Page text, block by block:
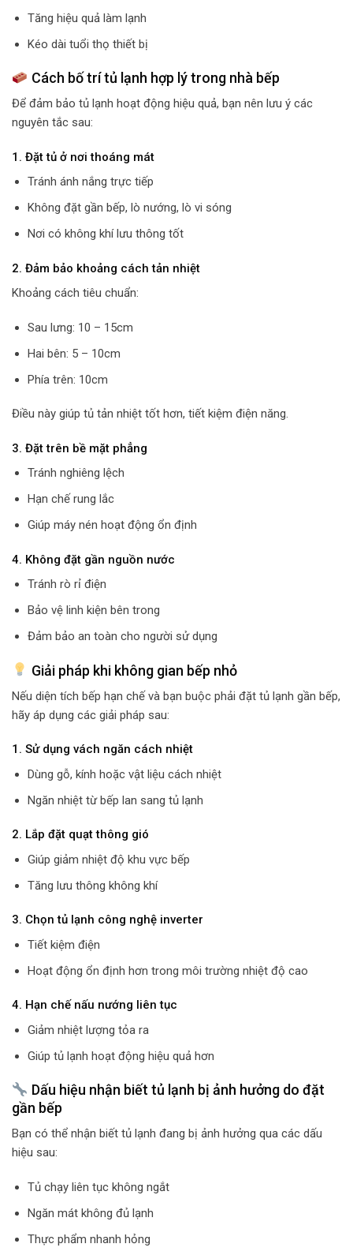
Tăng hiệu quả làm lạnh
Kéo dài tuổi thọ thiết bị
Cách bố trí tủ lạnh hợp lý trong nhà bếp
Để đảm bảo tủ lạnh hoạt động hiệu quả, bạn nên lưu ý các
nguyên tắc sau:
1. Đặt tủ ở nơi thoáng mát
Tránh ánh nắng trực tiếp
Không đặt gần bếp, lò nướng, lò vi sóng
Nơi có không khí lưu thông tốt
2. Đảm bảo khoảng cách tản nhiệt
Khoảng cách tiêu chuẩn:
Sau lưng: 10 – 15cm
Hai bên: 5 – 10cm
Phía trên: 10cm
Điều này giúp tủ tản nhiệt tốt hơn, tiết kiệm điện năng.
3. Đặt trên bề mặt phẳng
Tránh nghiêng lệch
Hạn chế rung lắc
Giúp máy nén hoạt động ổn định
4. Không đặt gần nguồn nước
Tránh rò rỉ điện
Bảo vệ linh kiện bên trong
Đảm bảo an toàn cho người sử dụng
Giải pháp khi không gian bếp nhỏ
Nếu diện tích bếp hạn chế và bạn buộc phải đặt tủ lạnh gần bếp,
hãy áp dụng các giải pháp sau:
1. Sử dụng vách ngăn cách nhiệt
Dùng gỗ, kính hoặc vật liệu cách nhiệt
Ngăn nhiệt từ bếp lan sang tủ lạnh
2. Lắp đặt quạt thông gió
Giúp giảm nhiệt độ khu vực bếp
Tăng lưu thông không khí
3. Chọn tủ lạnh công nghệ inverter
Tiết kiệm điện
Hoạt động ổn định hơn trong môi trường nhiệt độ cao
4. Hạn chế nấu nướng liên tục
Giảm nhiệt lượng tỏa ra
Giúp tủ lạnh hoạt động hiệu quả hơn
Dấu hiệu nhận biết tủ lạnh bị ảnh hưởng do đặt
gần bếp
Bạn có thể nhận biết tủ lạnh đang bị ảnh hưởng qua các dấu
hiệu sau:
Tủ chạy liên tục không ngắt
Ngăn mát không đủ lạnh
Thực phẩm nhanh hỏng